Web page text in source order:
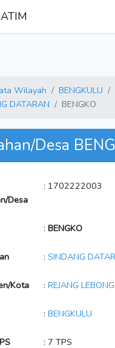
Wilayah BENGKULU
DATARAN
BENGKO
Desa
Desa
: 1702222003
: BENGKO
: SINDANG
Kota : REJANG LEBONG
: BENGKULU
: 7 TPS